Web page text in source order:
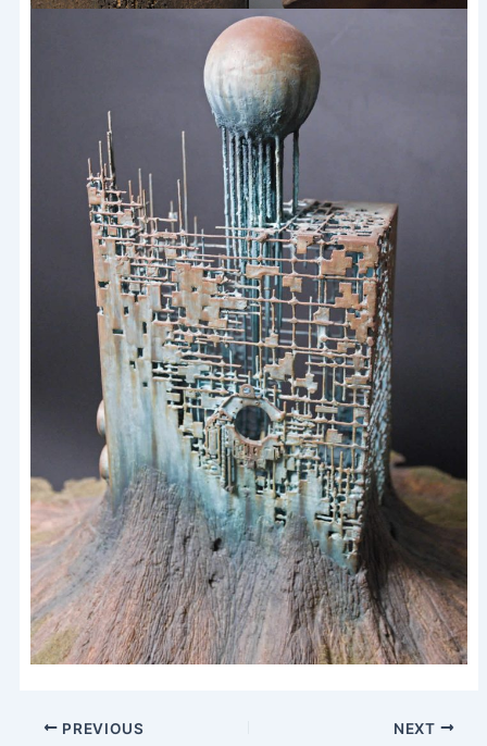
PREVIOUS NEXT